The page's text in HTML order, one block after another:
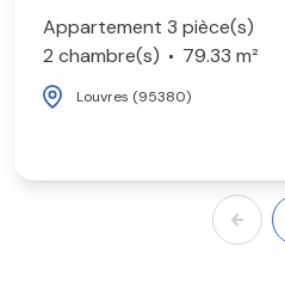
Appartement 3 pièce(s)
2 chambre(s)
79.33 m²
Louvres (95380)